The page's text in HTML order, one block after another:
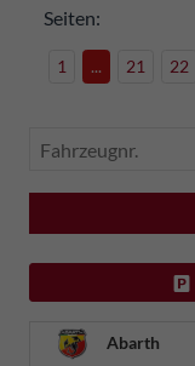
Seiten:
1 ... 21 22
Fahrzeugnr.
Abarth